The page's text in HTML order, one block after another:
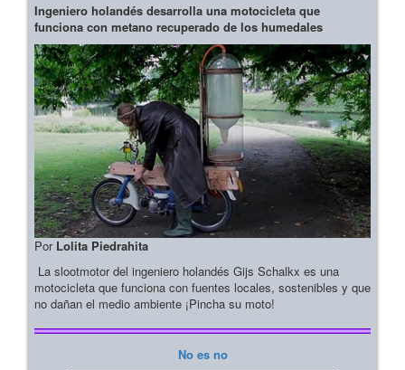
Ingeniero holandés desarrolla una motocicleta que
funciona con metano recuperado de los humedales
Por Lolita Piedrahita
La slootmotor del ingeniero holandés Gijs Schalkx es una
motocicleta que funciona con fuentes locales, sostenibles y que
no dañan el medio ambiente ¡Pincha su moto!
No es no